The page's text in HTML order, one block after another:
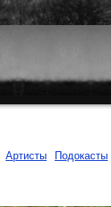
Артисты Подокасты